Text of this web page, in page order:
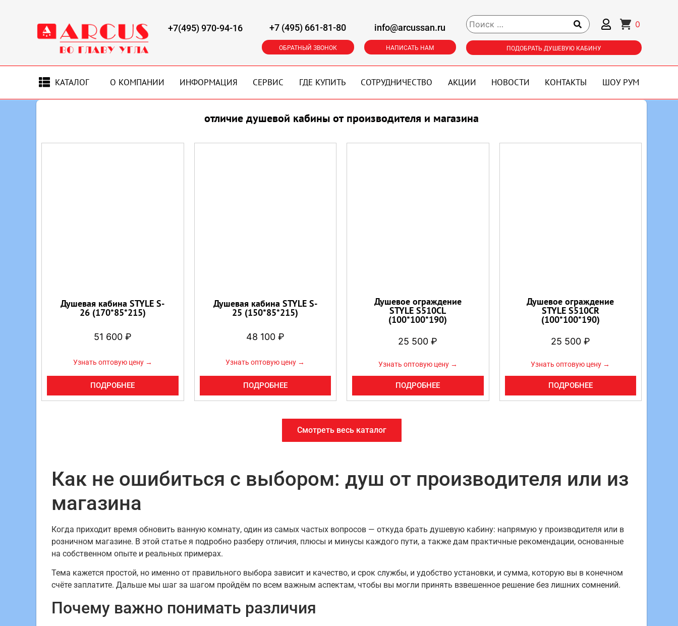
+7(495) 970-94-16 +7 (495) 661-81-80
ОБРАТНЫЙ ЗВОНОК
info@arcussan.ru
НАПИСАТЬ НАМ
0
ПОДОБРАТЬ ДУШЕВУЮ КАБИНУ
КАТАЛОГ О КОМПАНИИ ИНФОРМАЦИЯ СЕРВИС ГДЕ КУПИТЬ СОТРУДНИЧЕСТВО АКЦИИ НОВОСТИ КОНТАКТЫ ШОУ РУМ
отличие душевой кабины от производителя и магазина
Душевая кабина STYLE S-
26 (170*85*215)
51 600 ₽
Узнать оптовую цену →
ПОДРОБНЕЕ
Душевая кабина STYLE S-
25 (150*85*215)
48 100 ₽
Узнать оптовую цену →
ПОДРОБНЕЕ
Душевое ограждение
STYLE S510CL
(100*100*190)
25 500₽
Узнать оптовую цену →
ПОДРОБНЕЕ
Душевое ограждение
STYLE S510CR
(100*100*190)
25 500 ₽
Узнать оптовую цену →
ПОДРОБНЕЕ
Смотреть весь каталог
Как не ошибиться с выбором: душ от производителя или из
магазина
Когда приходит время обновить ванную комнату, один из самых частых вопросов — откуда брать душевую кабину: напрямую у производителя или в
розничном магазине. В этой статье я подробно разберу отличия, плюсы и минусы каждого пути, а также дам практичные рекомендации, основанные
на собственном опыте и реальных примерах.
Тема кажется простой, но именно от правильного выбора зависит и качество, и срок службы, и удобство установки, и сумма, которую вы в конечном
счёте заплатите. Дальше мы шаг за шагом пройдём по всем важным аспектам, чтобы вы могли принять взвешенное решение без лишних сомнений.
Почему важно понимать различия